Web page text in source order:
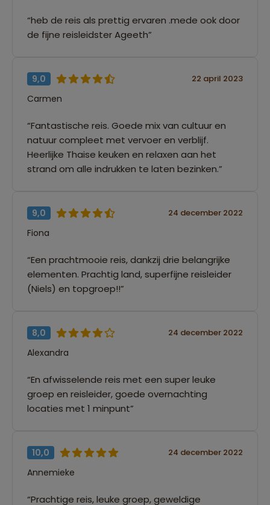
“heb de reis als prettig ervaren .mede ook door
de fijne reisleidster Ageeth”
9,0 22 april 2023
Carmen
“Fantastische reis. Goede mix van cultuur en
natuur compleet met vervoer en verblijf.
Heerlijke Thaise keuken en relaxen aan het
strand om alle indrukken te laten bezinken.”
9,0 24 december 2022
Fiona
“Een prachtmooie reis, dankzij drie belangrijke
elementen. Prachtig land, superfijne reisleider
(Niels) en topgroep!!”
8,0 24 december 2022
Alexandra
“En afwisselende reis met een super leuke
groep en reisleider, goede overnachting
locaties met 1 minpunt”
10,0 24 december 2022
Annemieke
“Prachtige reis, leuke groep, geweldige